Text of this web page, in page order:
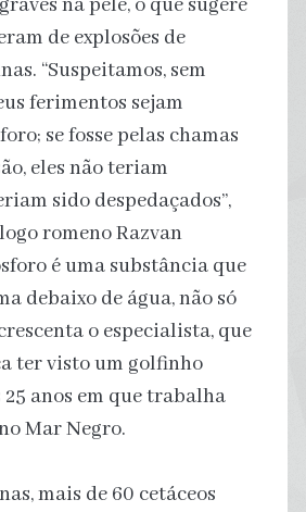
na pele, o que sugere
de explosões de
“Suspeitamos, sem
ferimentos sejam
se fosse pelas chamas
eles não teriam
sido despedaçados”,
romeno Razvan
é uma substância que
debaixo de água, não só
o especialista, que
ter visto um golfinho
anos em que trabalha
Mar Negro.
mais de 60 cetáceos